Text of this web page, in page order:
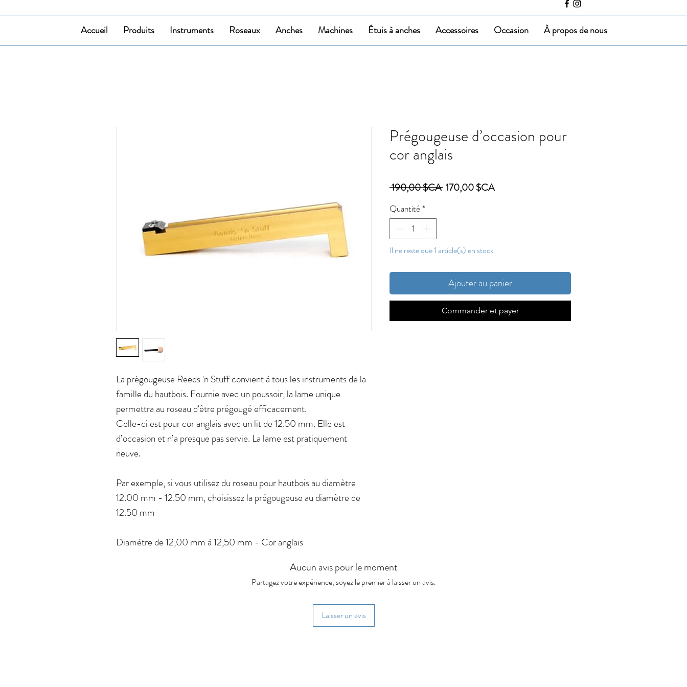
Accueil Produits Instruments Roseaux Anches Machines Étuis à anches Accessoires Occasion À propos de nous
La prégougeuse Reeds 'n Stuff convient à tous les instruments de la
famille du hautbois. Fournie avec un poussoir, la lame unique
permettra au roseau d'être prégougé efficacement.
Celle-ci est pour cor anglais avec un lit de 12.50 mm. Elle est
d’occasion et n’a presque pas servie. La lame est pratiquement
neuve.
Par exemple, si vous utilisez du roseau pour hautbois au diamètre
12.00 mm - 12.50 mm, choisissez la prégougeuse au diamètre de
12.50 mm
Diamètre de 12,00 mm à 12,50 mm - Cor anglais
Prégougeuse d’occasion pour
cor anglais
190,00 $CA Prix
170,00 $CAPrix
Quantité*
Il ne reste que 1 article(s) en stock
Ajouter au panier
Commander et payer
Aucun avis pour le moment
Partagez votre expérience, soyez le premier à laisser un avis.
Laisser un avis